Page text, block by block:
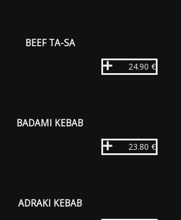
BEEF TA-SA
24.90 €
BADAMI KEBAB
23.80 €
ADRAKI KEBAB